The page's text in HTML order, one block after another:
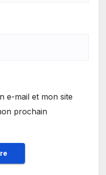
e-mail et mon site
prochain